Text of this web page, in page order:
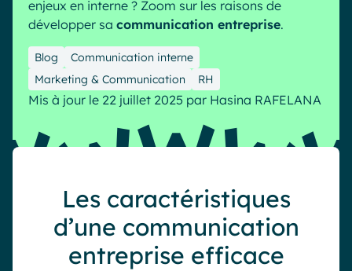
Toutes nos fonctionnalités
Analytique
Personnalisation & design
EnglishFrançaisDeutsch
enjeux en interne ? Zoom sur les raisons de
développer sa communication entreprise.
Blog
Communication interne
Marketing & Communication
RH
Mis à jour le 22 juillet 2025 par Hasina RAFELANA
Les caractéristiques
d’une communication
entreprise efficace